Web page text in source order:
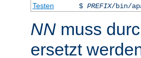
Testen
$ PREFIX/bin/
NN muss
ersetzt